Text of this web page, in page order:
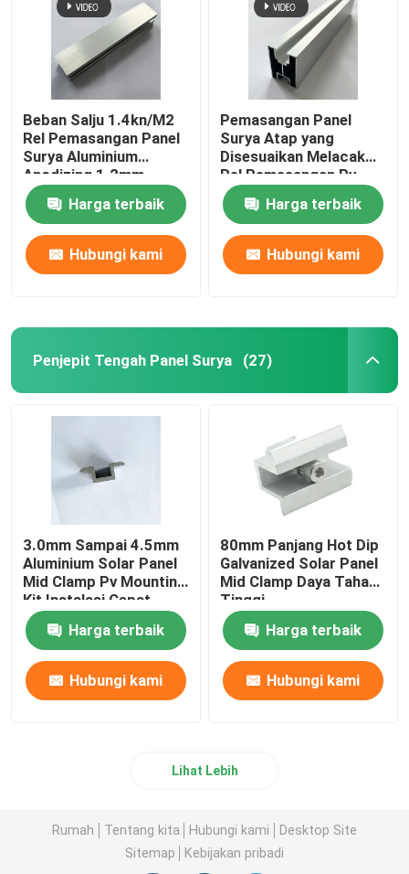
Beban Salju 1.4kn/M2
Rel Pemasangan Panel
Surya Aluminium
Anodizing 1.2mm
Harga terbaik
Hubungi kami
Pemasangan Panel
Surya Atap yang
Disesuaikan Melacak
Rel Pemasangan Pv
Surya Tahan Karat
Harga terbaik
Hubungi kami
Penjepit Tengah Panel Surya (27)
3.0mm Sampai 4.5mm
Aluminium Solar Panel
Mid Clamp Pv Mounting
Kit Instalasi Cepat
Harga terbaik
Hubungi kami
80mm Panjang Hot Dip
Galvanized Solar Panel
Mid Clamp Daya Tahan
Tinggi
Harga terbaik
Hubungi kami
Lihat Lebih
Rumah Tentang kita Hubungi kami
Desktop Site
Sitemap
Kebijakan pribadi